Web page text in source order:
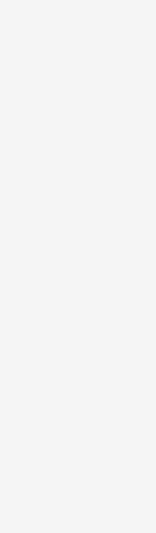
は、以下の記事
方を解説
う相手を見
てきた豊かな
大きな強みとし
譲れない価値観
いるためです。
ず、相手の内
と重視できるよ